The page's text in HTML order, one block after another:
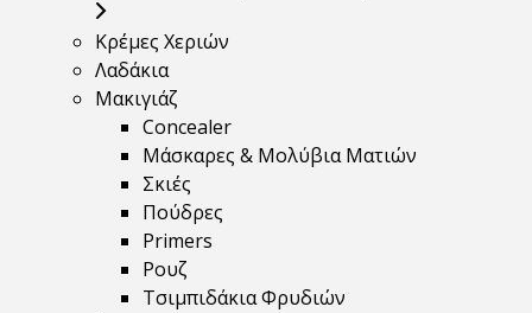
Κρέμες Χεριών
Λαδάκια
Μακιγιάζ
Concealer
Μάσκαρες & Μολύβια Ματιών
Σκιές
Πούδρες
Primers
Ρουζ
Τσιμπιδάκια Φρυδιών